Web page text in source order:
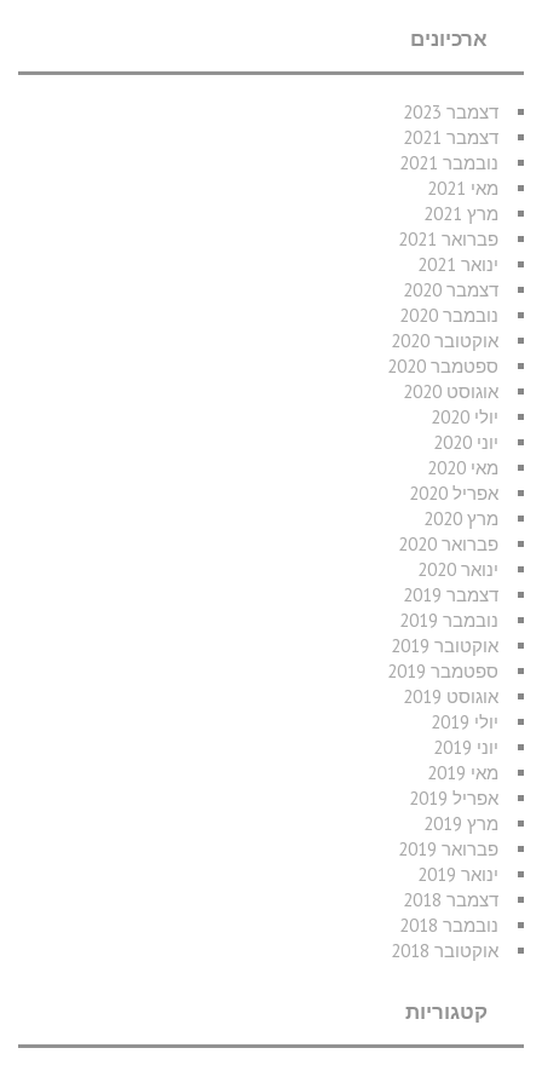
ארכיונים
דצמבר 2023
דצמבר 2021
נובמבר 2021
מאי 2021
מרץ 2021
פברואר 2021
ינואר 2021
דצמבר 2020
נובמבר 2020
אוקטובר 2020
ספטמבר 2020
אוגוסט 2020
יולי 2020
יוני 2020
מאי 2020
אפריל 2020
מרץ 2020
פברואר 2020
ינואר 2020
דצמבר 2019
נובמבר 2019
אוקטובר 2019
ספטמבר 2019
אוגוסט 2019
יולי 2019
יוני 2019
מאי 2019
אפריל 2019
מרץ 2019
פברואר 2019
ינואר 2019
דצמבר 2018
נובמבר 2018
אוקטובר 2018
קטגוריות